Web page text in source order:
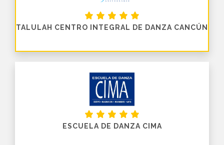
TALULAH CENTRO INTEGRAL DE DANZA CANCÚN
ESCUELA DE DANZA CIMA